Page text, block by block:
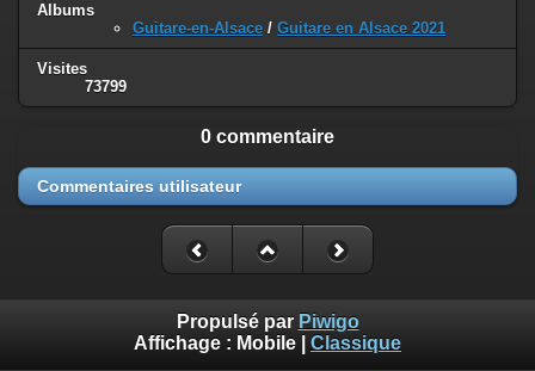
Albums
Guitare-en-Alsace / Guitare en Alsace 2021
Visites
73799
0 commentaire
Commentaires utilisateur
Propulsé par Piwigo
Affichage : Mobile Classique